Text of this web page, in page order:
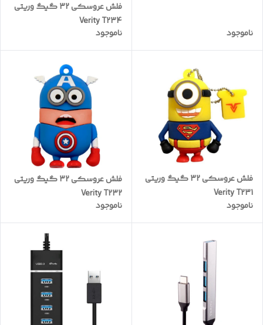
ناموجود
فلش عروسکی 32 گیگ وریتی
Verity T234
ناموجود
فلش عروسکی 32 گیگ وریتی
Verity T231
ناموجود
فلش عروسکی 32 گیگ وریتی
Verity T232
ناموجود